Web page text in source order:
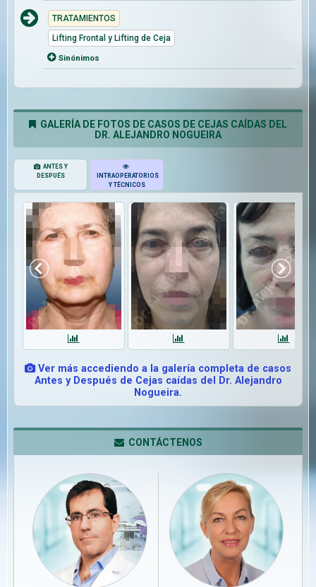
TRATAMIENTOS
Lifting Frontal y Lifting de Ceja
Sinónimos
GALERÍA DE FOTOS DE CASOS DE CEJAS CAÍDAS DEL
DR. ALEJANDRO NOGUEIRA
ANTES Y
DESPUÉS
INTRAOPERATORIOS
Y TÉCNICOS
Ver más accediendo a la galería completa de casos
Antes y Después de Cejas caídas del Dr. Alejandro
Nogueira.
CONTÁCTENOS